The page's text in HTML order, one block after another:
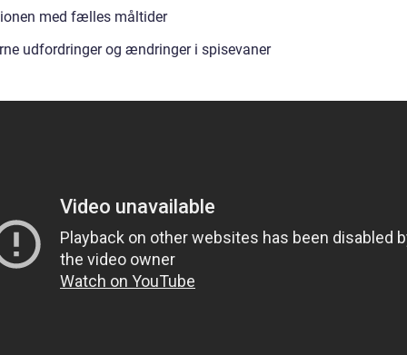
med fælles måltider
udfordringer og ændringer i spisevaner